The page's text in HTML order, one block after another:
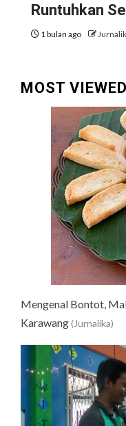
Runtuhkan
1 bulan ago
MOST
Mengenal Bontot,
Karawang(Jurnalika)